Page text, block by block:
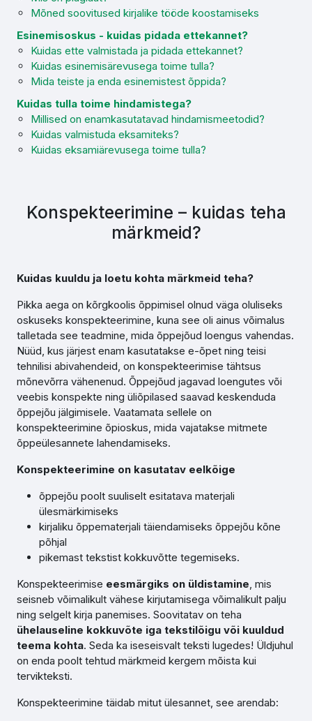
Mõned soovitused kirjalike tööde koostamiseks
Esinemisoskus - kuidas pidada ettekannet?
Kuidas ette valmistada ja pidada ettekannet?
Kuidas esinemisärevusega toime tulla?
Mida teiste ja enda esinemistest õppida?
Kuidas tulla toime hindamistega?
Millised on enamkasutatavad hindamismeetodid?
Kuidas valmistuda eksamiteks?
Kuidas eksamiärevusega toime tulla?
Konspekteerimine – kuidas teha
märkmeid?
Kuidas kuuldu ja loetu kohta märkmeid teha?
Pikka aega on kõrgkoolis õppimisel olnud väga oluliseks
oskuseks konspekteerimine, kuna see oli ainus võimalus
talletada see teadmine, mida õppejõud loengus vahendas.
Nüüd, kus järjest enam kasutatakse e-õpet ning teisi
tehnilisi abivahendeid, on konspekteerimise tähtsus
mõnevõrra vähenenud. Õppejõud jagavad loengutes või
veebis konspekte ning üliõpilased saavad keskenduda
õppejõu jälgimisele. Vaatamata sellele on
konspekteerimine õpioskus, mida vajatakse mitmete
õppeülesannete lahendamiseks.
Konspekteerimine on kasutatav eelkõige
õppejõu poolt suuliselt esitatava materjali
ülesmärkimiseks
kirjaliku õppematerjali täiendamiseks õppejõu kõne
põhjal
pikemast tekstist kokkuvõtte tegemiseks.
Konspekteerimise eesmärgiks on üldistamine, mis
seisneb võimalikult vähese kirjutamisega võimalikult palju
ning selgelt kirja panemises. Soovitatav on teha
ühelauseline kokkuvõte iga tekstilõigu või kuuldud
teema kohta. Seda ka iseseisvalt teksti lugedes! Üldjuhul
on enda poolt tehtud märkmeid kergem mõista kui
tervikteksti.
Konspekteerimine täidab mitut ülesannet, see arendab: